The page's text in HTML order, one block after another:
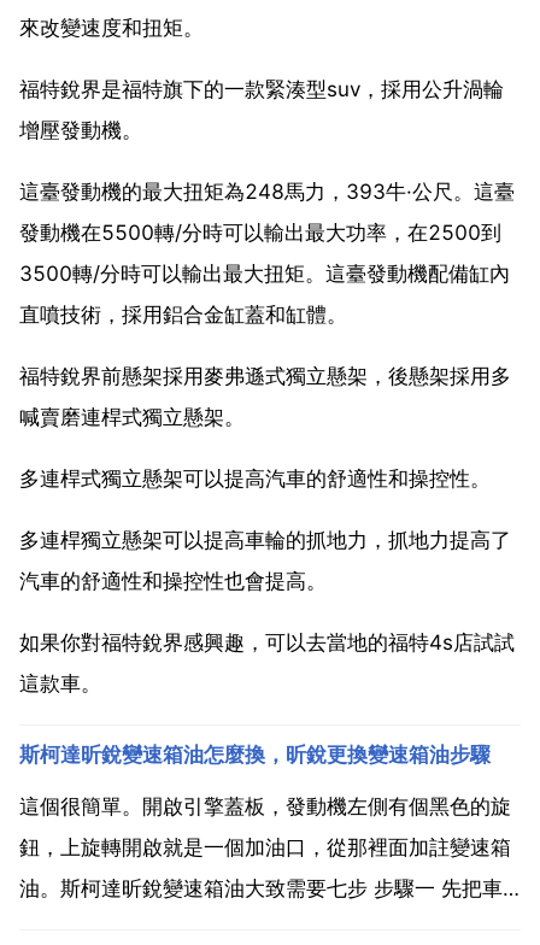
來改變速度和扭矩。
福特銳界是福特旗下的一款緊湊型suv，採用公升渦輪
增壓發動機。
這臺發動機的最大扭矩為248馬力，393牛·公尺。這臺
發動機在5500轉/分時可以輸出最大功率，在2500到
3500轉/分時可以輸出最大扭矩。這臺發動機配備缸內
直噴技術，採用鋁合金缸蓋和缸體。
福特銳界前懸架採用麥弗遜式獨立懸架，後懸架採用多
喊賣磨連桿式獨立懸架。
多連桿式獨立懸架可以提高汽車的舒適性和操控性。
多連桿獨立懸架可以提高車輪的抓地力，抓地力提高了
汽車的舒適性和操控性也會提高。
如果你對福特銳界感興趣，可以去當地的福特4s店試試
這款車。
斯柯達昕銳變速箱油怎麼換，昕銳更換變速箱油步驟
這個很簡單。開啟引擎蓋板，發動機左側有個黑色的旋
鈕，上旋轉開啟就是一個加油口，從那裡面加註變速箱
油。斯柯達昕銳變速箱油大致需要七步 步驟一 先把車